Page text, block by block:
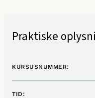
Praktiske
KURSUSNUMMER:
TID: